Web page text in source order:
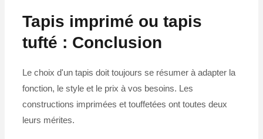
Tapis imprimé ou tapis
tufté : Conclusion
Le choix d'un tapis doit toujours se résumer à adapter la
fonction, le style et le prix à vos besoins. Les
constructions imprimées et touffetées ont toutes deux
leurs mérites.